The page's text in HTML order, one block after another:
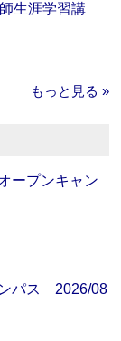
生涯学習講
もっと見る »
ープンキャン
パス 2026/08